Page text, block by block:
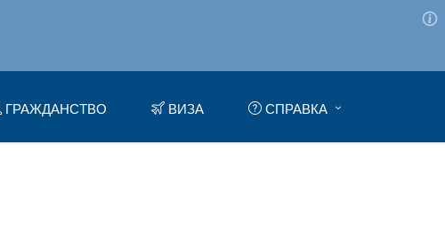
ГРАЖДАНСТВО ВИЗА СПРАВКА